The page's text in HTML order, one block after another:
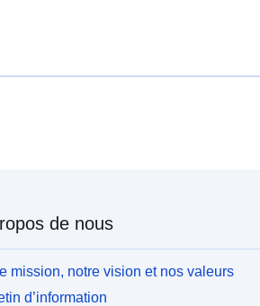
de nous
mission, notre vision et nos valeurs
d’information